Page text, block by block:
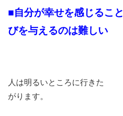
■自分が幸せを感じるこ
びを与えるのは難しい
人は明るいところに行きた
がります。